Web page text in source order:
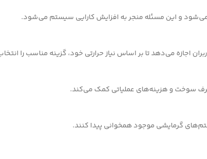
می‌شود و این مسئله منجر به افزایش کارایی سیستم می‌شود.
اجازه می‌دهد تا بر اساس نیاز حرارتی خود، گزینه مناسب را
سوخت و هزینه‌های عملیاتی کمک می‌کند.
گرمایشی موجود همخوانی پیدا کنند.